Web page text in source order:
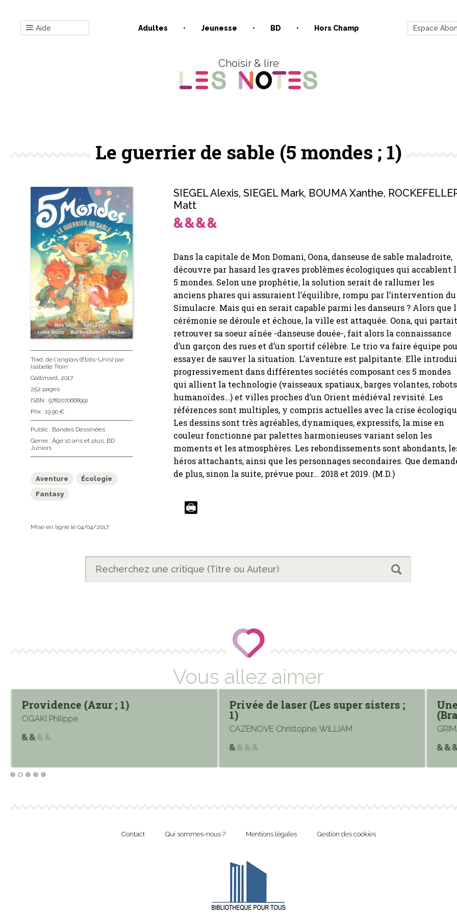
Aide Adultes Jeunesse BD Hors Champ Espace
Choisir & lire
Le guerrier de sable (5 mondes ; 1)
SIEGEL Alexis,SIEGEL Mark, BOUMA Xanthe,
Matt
Dans la capitale de Mon Domani, Oona, danseuse de sable maladroite,
découvre par hasard les graves problèmes écologiques qui accablent
5 mondes. Selon une prophétie, la solution serait de rallumer les
anciens phares qui assuraient l’équilibre, rompu par l’intervention du
Simulacre. Mais qui en serait capable parmi les danseurs ? Alors que
cérémonie se déroule et échoue, la ville est attaquée. Oona, qui
retrouver sa soeur aînée -danseuse douée-, fait alors la connaissance
d’un garçon des rues et d’un sportif célèbre. Le trio va faire équipe
essayer de sauver la situation. L’aventure est palpitante. Elle
progressivement dans différentes sociétés composant ces 5 mondes
qui allient la technologie (vaisseaux spatiaux, barges volantes, robots
humanoïdes…) et villes proches d’un Orient médiéval revisité. Les
références sont multiples, y compris actuelles avec la crise
Les dessins sont très agréables, dynamiques, expressifs, la mise en
couleur fonctionne par palettes harmonieuses variant selon les
moments et les atmosphères. Les rebondissements sont abondants,
héros attachants, ainsi que les personnages secondaires. Que
de plus, sinon la suite, prévue pour… 2018 et 2019. (M.D.)
Trad. de l'anglais (États-Unis) par
Isabelle Troin
Gallimard, 2017
252 pages
ISBN : 9782070668991
Prix : 19,90 €
Public : Bandes Dessinées
Genre : Âge 10 ans et plus, BD
Juniors
Aventure
Écologie
Fantasy
Mise en ligne le 04/04/2017
Vous allez aimer
Providence (Azur ; 1)
OGAKI Philippe
Privée de laser (Les super sisters ;
1)
CAZENOVE Christophe, WILLIAM
Contact Qui sommes-nous ? Mentions légales Gestion des cookies